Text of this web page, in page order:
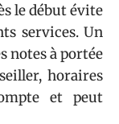
le début évite
services. Un
notes à portée
horaires
et peut